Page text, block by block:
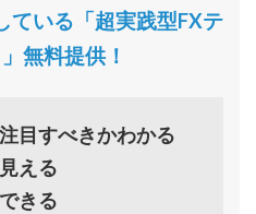
ている「超実践型FXテ
無料提供！
目すべきかわかる
える
きる